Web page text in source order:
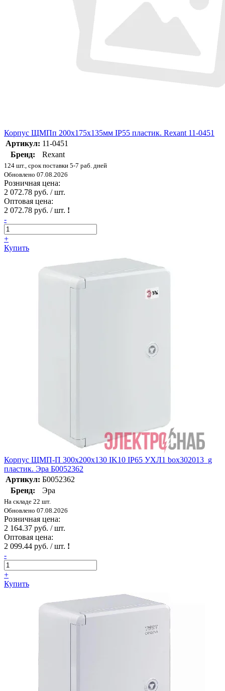
Корпус ЩМПп 200х175х135мм IP55 пластик. Rexant 11-0451
Артикул: 11-0451
Бренд:
Rexant
124 шт., срок поставки 5-7 раб. дней
Обновлено 07.08.2026
Розничная цена:
2 072.78 руб. / шт.
Оптовая цена:
2 072.78 руб. / шт. !
-
+
Купить
Корпус ЩМП-П 300х200х130 IK10 IP65 УХЛ1 box302013_g
пластик. Эра Б0052362
Артикул: Б0052362
Бренд:
Эра
На складе 22 шт.
Обновлено 07.08.2026
Розничная цена:
2 164.37 руб. / шт.
Оптовая цена:
2 099.44 руб. / шт. !
-
+
Купить